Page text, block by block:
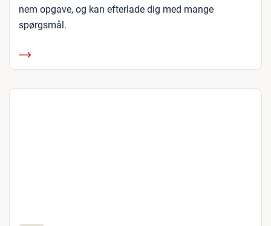
nem opgave, og kan efterlade dig med mange
spørgsmål.